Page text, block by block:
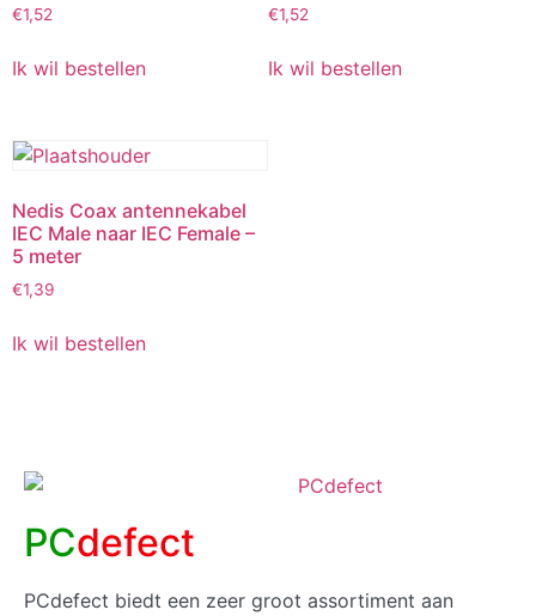
€1,52
Ik wil bestellen
€1,52
Ik wil bestellen
Nedis Coax antennekabel
IEC Male naar IEC Female –
5 meter
€1,39
Ik wil bestellen
PCdefect
PCdefect biedt een zeer groot assortiment aan